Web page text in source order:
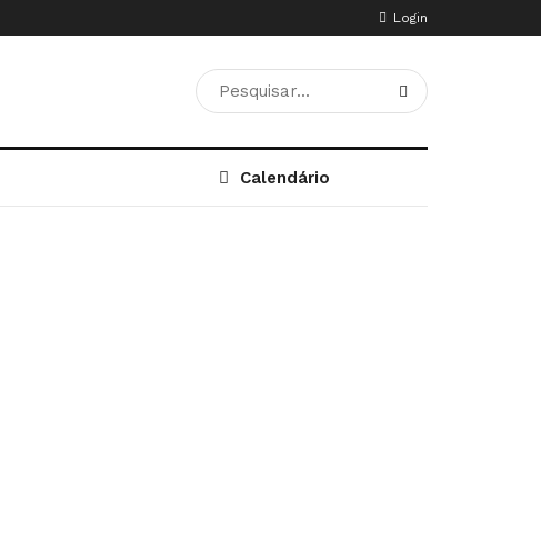
Login
Calendário